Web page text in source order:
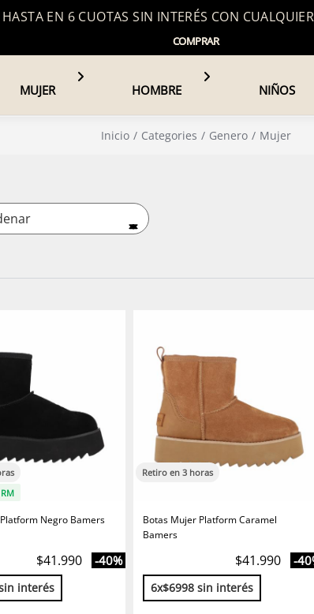
EN 6 CUOTAS SIN INTERÉS CON
COMPRAR
MUJER HOMBRE NIÑOS
Inicio Categories Genero Mujer
Negro Bamers
$41.990 -40%
interés
Retiro en 3 horas
Botas Mujer Platform Caramel
Bamers
$41.990 -
6x$6998 sin interés